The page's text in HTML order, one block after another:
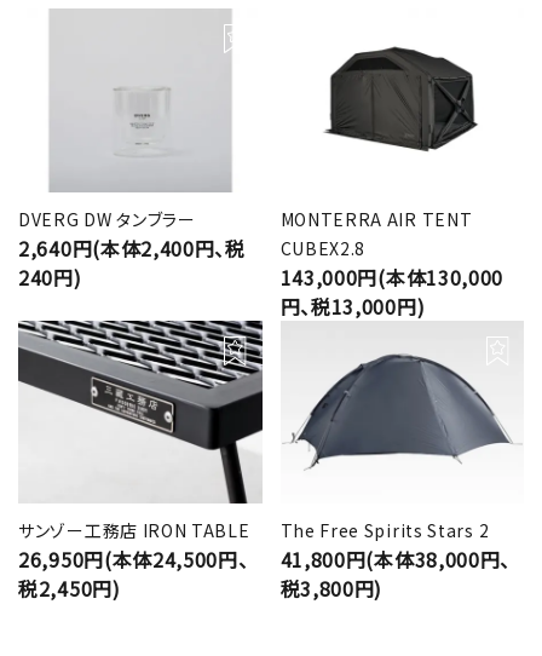
DVERG DW タンブラー
2,640円(本体2,400円、税
240円)
MONTERRA AIR TENT
CUBEX2.8
143,000円(本体130,000
円、税13,000円)
サンゾー工務店 IRON TABLE
26,950円(本体24,500円、
税2,450円)
The Free Spirits Stars 2
41,800円(本体38,000円、
税3,800円)